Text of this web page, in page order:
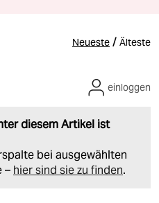
Neueste / Älteste
diesem Artikel ist
bei ausgewählten
– hier sind sie zu finden.
einloggen